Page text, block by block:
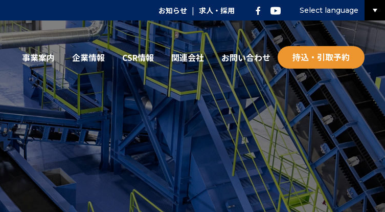
お知らせ | 求人・採用 Select language
事業案内 企業情報 CSR情報 関連会社 お問い合わせ 持込・引取予約